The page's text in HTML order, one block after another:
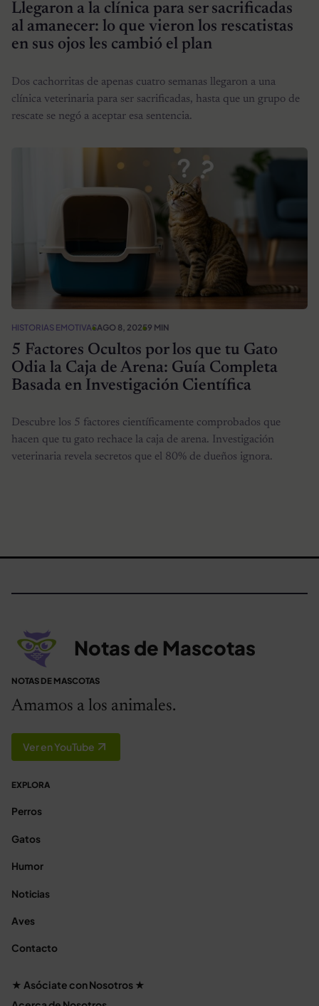
Llegaron a la clínica para ser sacrificadas
al amanecer: lo que vieron los rescatistas
en sus ojos les cambió el plan
Dos cachorritas de apenas cuatro semanas llegaron a una
clínica veterinaria para ser sacrificadas, hasta que un grupo de
rescate se negó a aceptar esa sentencia.
HISTORIAS EMOTIVASAGO 8, 20259 MIN
5 Factores Ocultos por los que tu Gato
Odia la Caja de Arena: Guía Completa
Basada en Investigación Científica
Descubre los 5 factores científicamente comprobados que
hacen que tu gato rechace la caja de arena. Investigación
veterinaria revela secretos que el 80% de dueños ignora.
Notas de Mascotas
NOTAS DE MASCOTAS
Amamos a los animales.
Ver en YouTube
EXPLORA
Perros
Gatos
Humor
Noticias
Aves
Contacto
★ Asóciate con Nosotros ★